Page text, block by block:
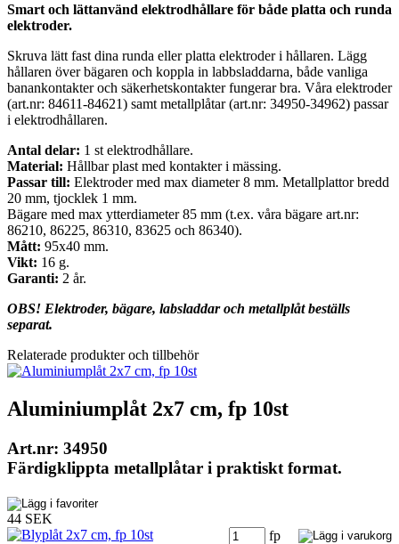
Smart och lättanvänd elektrodhållare för både platta och runda
elektroder.
Skruva lätt fast dina runda eller platta elektroder i hållaren. Lägg
hållaren över bägaren och koppla in labbsladdarna, både vanliga
banankontakter och säkerhetskontakter fungerar bra. Våra elektroder
(art.nr: 84611-84621) samt metallplåtar (art.nr: 34950-34962) passar
i elektrodhållaren.
Antal delar: 1 st elektrodhållare.
Material: Hållbar plast med kontakter i mässing.
Passar till: Elektroder med max diameter 8 mm. Metallplattor bredd
20 mm, tjocklek 1 mm.
Bägare med max ytterdiameter 85 mm (t.ex. våra bägare art.nr:
86210, 86225, 86310, 83625 och 86340).
Mått: 95x40 mm.
Vikt: 16 g.
Garanti: 2 år.
OBS! Elektroder, bägare, labsladdar och metallplåt beställs
separat.
Relaterade produkter och tillbehör
Aluminiumplåt 2x7 cm, fp 10st
Art.nr: 34950
Färdigklippta metallplåtar i praktiskt format.
44 SEK
fp